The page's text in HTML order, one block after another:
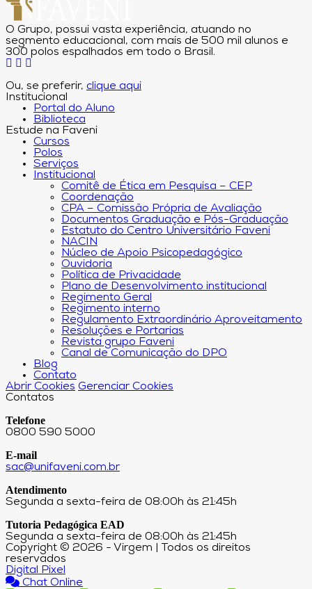
O Grupo, possui vasta experiência, atuando no
segmento educacional, com mais de 500 mil alunos e
300 polos espalhados em todo o Brasil.
Ou, se preferir, clique aqui
Institucional
Portal do Aluno
Biblioteca
Estude na Faveni
Cursos
Polos
Serviços
Institucional
Comitê de Ética em Pesquisa – CEP
Coordenação
CPA – Comissão Própria de Avaliação
Documentos Graduação e Pós-Graduação
Estatuto do Centro Universitário Faveni
NACIN
Núcleo de Apoio Psicopedagógico
Ouvidoria
Política de Privacidade
Plano de Desenvolvimento institucional
Regimento Geral
Regimento interno
Regulamento Extraordinário Aproveitamento
Resoluções e Portarias
Revista grupo Faveni
Canal de Comunicação do DPO
Blog
Contato
Abrir Cookies Gerenciar Cookies
Contatos
Telefone
0800 590 5000
E-mail
sac@unifaveni.com.br
Atendimento
Segunda a sexta-feira de 08:00h às 21:45h
Tutoria Pedagógica EAD
Segunda a sexta-feira de 08:00h às 21:45h
Copyright © 2026 - Virgem | Todos os direitos
reservados
Digital Pixel
Chat Online